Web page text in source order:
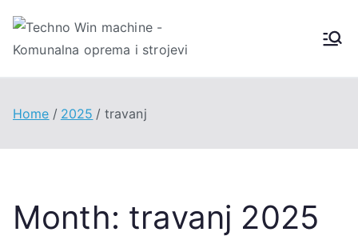
content
Techno
Machin
Home 2025 travanj
Month: travanj 2025